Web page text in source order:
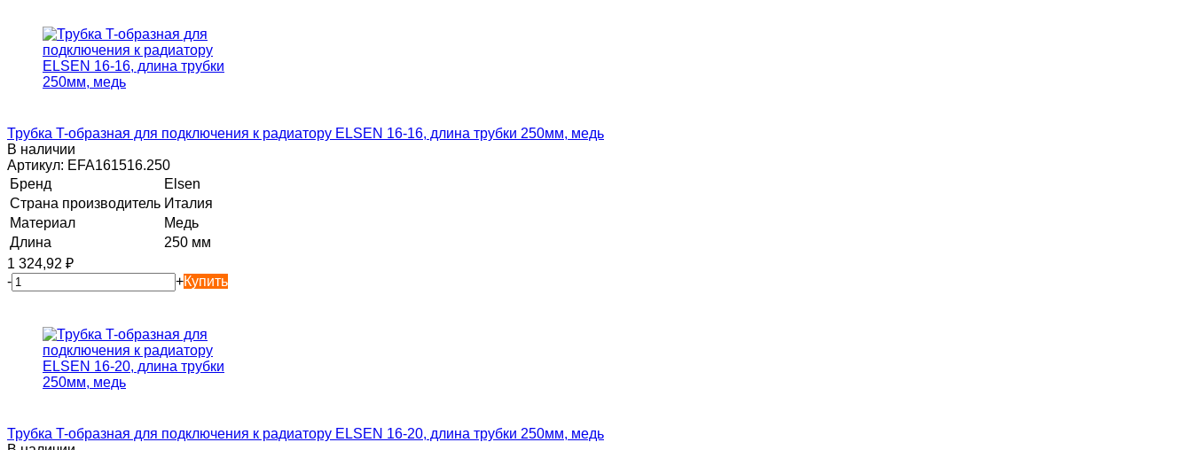
Трубка T-образная для подключения к радиатору ELSEN 16-16, длина трубки 250мм, медь
В наличии
Артикул: EFA161516.250
Бренд
Elsen
Страна производитель Италия
Материал
Медь
Длина
250 мм
1 324,92 ₽
-
+Купить
Трубка T-образная для подключения к радиатору ELSEN 16-20, длина трубки 250мм, медь